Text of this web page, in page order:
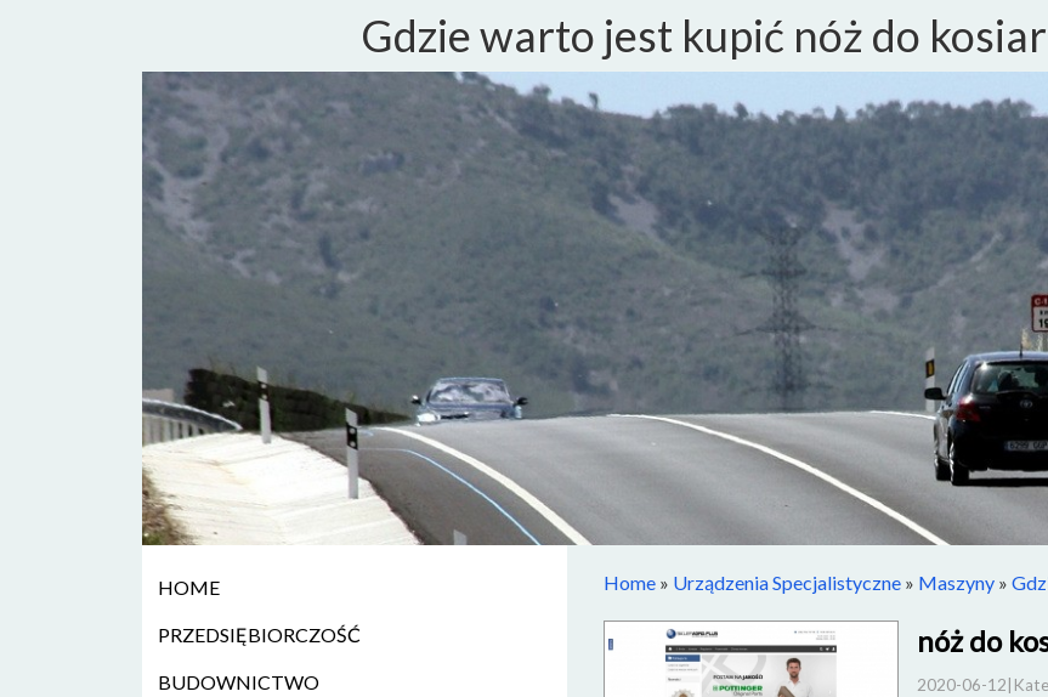
Gdzie warto jest kupić nóż do
HOME
PRZEDSIĘBIORCZOŚĆ
BUDOWNICTWO
Home » Urządzenia Specjalistyczne » Maszyny »
nóż do
2020-06-12